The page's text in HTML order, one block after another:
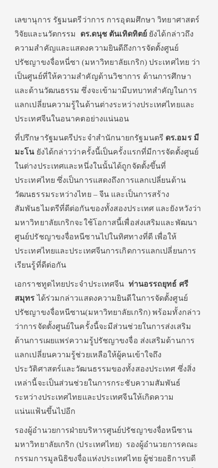
เลขานุการ รัฐมนตรีว่าการ การอุดมศึกษา วิทยาศาสตร์
วิจัยและนวัตกรรม
ดร.ดนุช ตันเทิดทิตย์ ยังได้กล่าวถึง
ความสำคัญและแสดงความยินดีถึงการจัดตั้งศูนย์
ปรัชญาขงจื่อหนี่ซา (มหาวิทยาลัยเกริก) ประเทศไทย ว่า
เป็นศูนย์ที่ให้ความสำคัญด้านวิชาการ ด้านการศึกษา
และด้านวัฒนธรรม ซึ่งจะเข้ามามีบทบาทสำคัญในการ
แลกเปลี่ยนความรู้ในด้านต่างระหว่างประเทศไทยและ
ประเทศจีนในอนาคตอย่างแน่นอน
ที่ปรึกษารัฐมนตรีประจำสำนักนายกรัฐมนตรี ดร.อมร มี
มะโนยังได้กล่าวว่าครั้งนี้เป็นครั้งแรกที่มีการจัดตั้งศูนย์
ในต่างประเทศและหนึ่งในนั้นได้ถูกจัดตั้งขึ้นที่
ประเทศไทย ซึ่งเป็นการแสดงถึงการแลกเปลี่ยนด้าน
วัฒนธรรมระหว่างไทย – จีน และเป็นการสร้าง
สัมพันธไมตรีที่ดีต่อกันของทั้งสองประเทศ และยังหวังว่า
มหาวิทยาลัยเกริกจะใช้โอกาสนี้เพื่อส่งเสริมและพัฒนา
ศูนย์ปรัชญาขงจื่อหนีซานไปในทิศทางที่ดี เพื่อให้
ประเทศไทยและประเทศจีนการเกิดการแลกเปลี่ยนการ
เรียนรู้ที่ดีต่อกัน
เอกราชทูตไทยประจำประเทศจีน ท่านอรรถยุทธ์ ศรี
สมุทร ได้ร่วมกล่าวแสดงความยินดีในการจัดตั้งศูนย์
ปรัชญาขงจื่อหนีซาน(มหาวิทยาลัยเกริก) พร้อมทั้งกล่าว
ว่าการจัดตั้งศูนย์ในครั้งนี้จะมีส่วนช่วยในการส่งเสริม
ด้านการเผยแพร่ความรู้ปรัชญาขงจื่อ ส่งเสริมด้านการ
แลกเปลี่ยนความรู้ช่วยเหลือให้ผู้คนเข้าใจถึง
ประวัติศาสตร์และวัฒนธรรมของทั้งสองประเทศ ซึ่งสิ่ง
เหล่านี้จะเป็นส่วนช่วยในการกระชับความสัมพันธ์
ระหว่างประเทศไทยและประเทศจีนให้เกิดความ
แน่นแฟ้นขึ้นไปอีก
รองผู้อำนวยการฝ่ายบริหารศูนย์ปรัชญาขงจื่อหนีซาน
มหาวิทยาลัยเกริก (ประเทศไทย) รองผู้อำนวยการคณะ
กรรมการมูลนิธิขงจื่อแห่งประเทศไทย ผู้ช่วยอธิการบดี